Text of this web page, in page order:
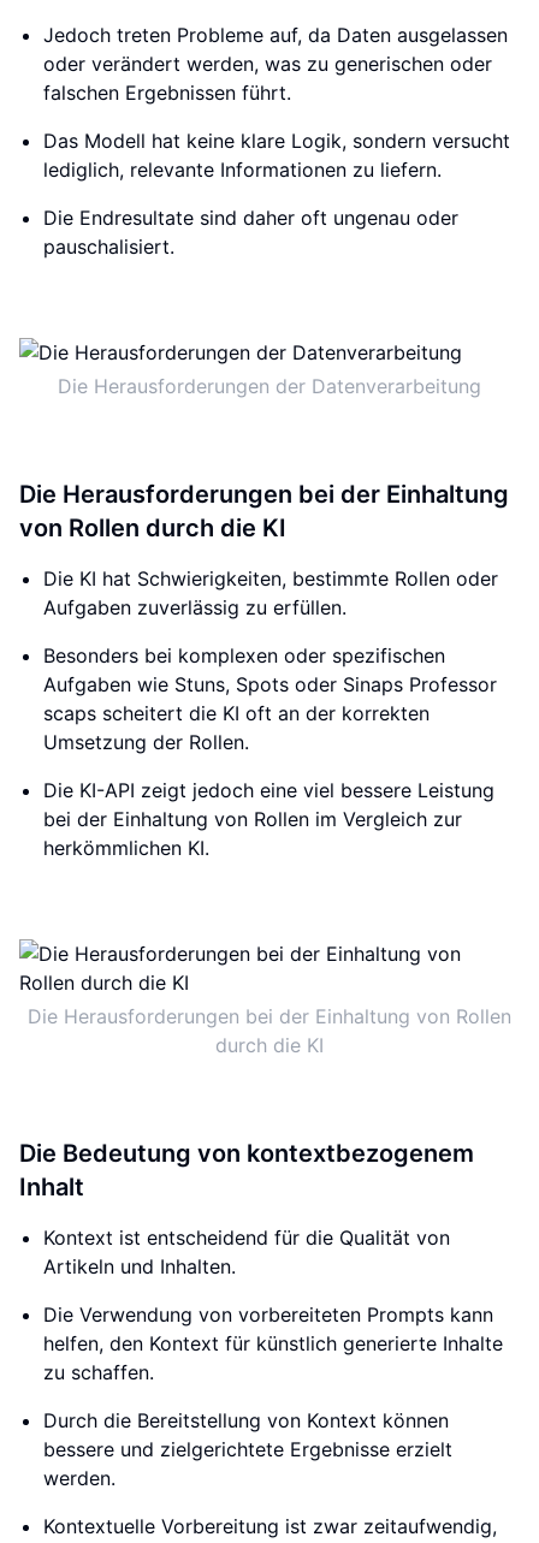
Jedoch treten Probleme auf, da Daten ausgelassen
oder verändert werden, was zu generischen oder
falschen Ergebnissen führt.
Das Modell hat keine klare Logik, sondern versucht
lediglich, relevante Informationen zu liefern.
Die Endresultate sind daher oft ungenau oder
pauschalisiert.
Die Herausforderungen der Datenverarbeitung
Die Herausforderungen bei der Einhaltung
von Rollen durch die KI
Die KI hat Schwierigkeiten, bestimmte Rollen oder
Aufgaben zuverlässig zu erfüllen.
Besonders bei komplexen oder spezifischen
Aufgaben wie Stuns, Spots oder Sinaps Professor
scaps scheitert die KI oft an der korrekten
Umsetzung der Rollen.
Die KI-API zeigt jedoch eine viel bessere Leistung
bei der Einhaltung von Rollen im Vergleich zur
herkömmlichen KI.
Die Herausforderungen bei der Einhaltung von Rollen
durch die KI
Die Bedeutung von kontextbezogenem
Inhalt
Kontext ist entscheidend für die Qualität von
Artikeln und Inhalten.
Die Verwendung von vorbereiteten Prompts kann
helfen, den Kontext für künstlich generierte Inhalte
zu schaffen.
Durch die Bereitstellung von Kontext können
bessere und zielgerichtete Ergebnisse erzielt
werden.
Kontextuelle Vorbereitung ist zwar zeitaufwendig,